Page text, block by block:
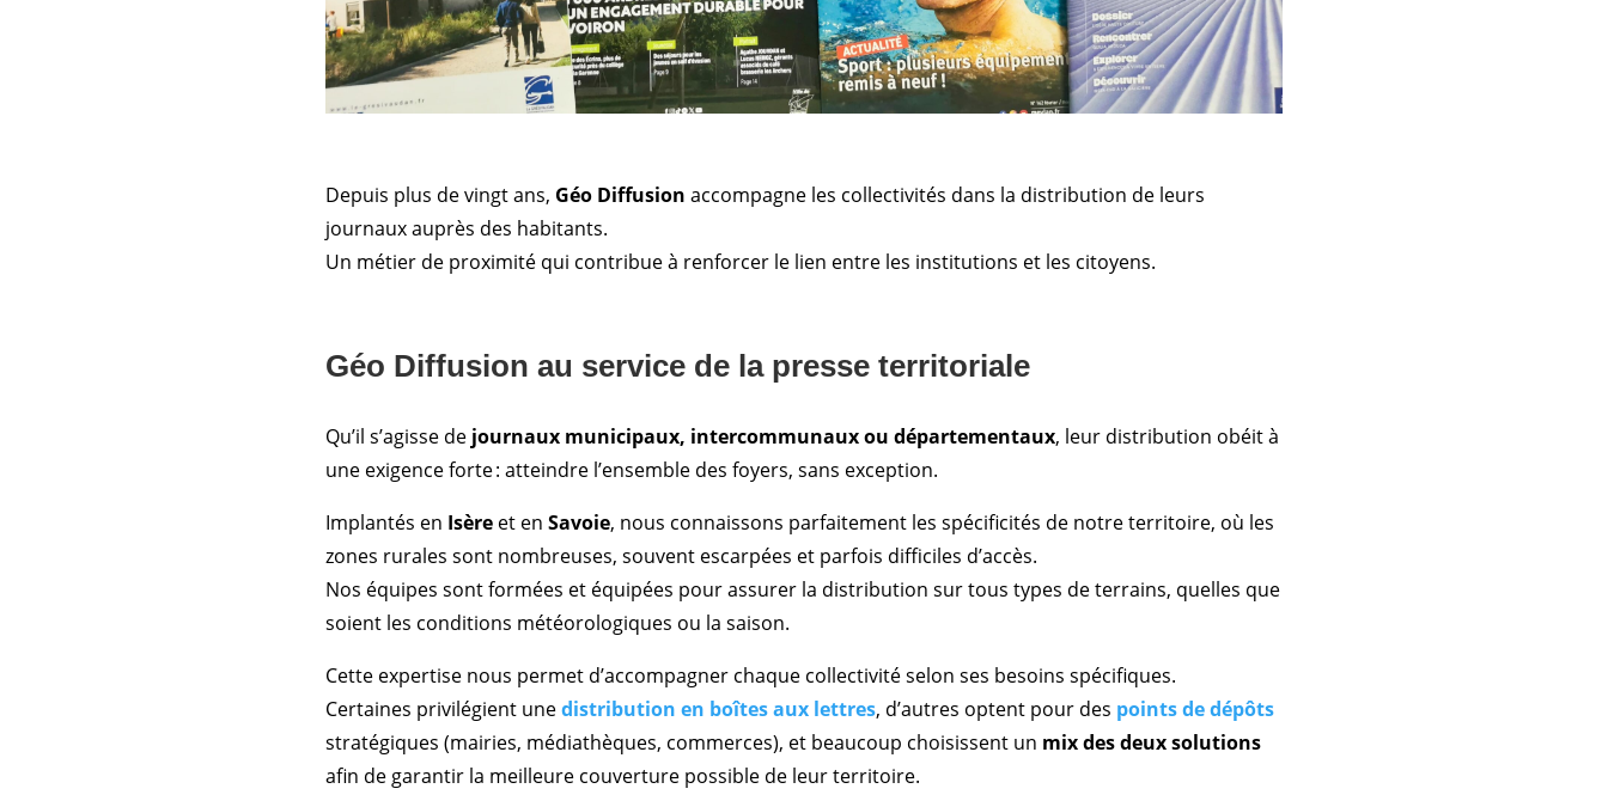
Depuis plus de vingt ans, Géo Diffusion accompagne les collectivités dans la distribution de leurs
journaux auprès des habitants.
Un métier de proximité qui contribue à renforcer le lien entre les institutions et les citoyens.
Géo Diffusion au service de la presse territoriale
Qu’il s’agisse de journaux municipaux, intercommunaux ou départementaux, leur distribution obéit à
une exigence forte : atteindre l’ensemble des foyers, sans exception.
Implantés en Isère et en Savoie, nous connaissons parfaitement les spécificités de notre territoire, où les
zones rurales sont nombreuses, souvent escarpées et parfois difficiles d’accès.
Nos équipes sont formées et équipées pour assurer la distribution sur tous types de terrains, quelles que
soient les conditions météorologiques ou la saison.
Cette expertise nous permet d’accompagner chaque collectivité selon ses besoins spécifiques.
Certaines privilégient unedistribution en boîtes aux lettres, d’autres optent pour des points de dépôts
stratégiques (mairies, médiathèques, commerces), et beaucoup choisissent un mix des deux solutions
afin de garantir la meilleure couverture possible de leur territoire.